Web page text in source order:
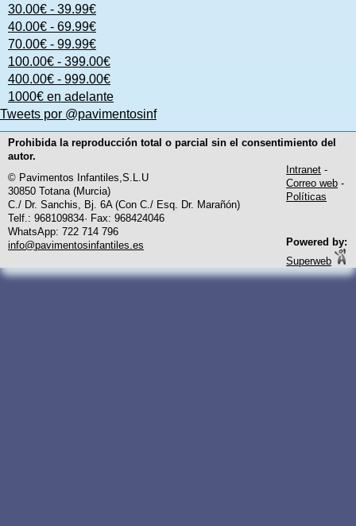
30.00€ - 39.99€
40.00€ - 69.99€
70.00€ - 99.99€
100.00€ - 399.00€
400.00€ - 999.00€
1000€ en adelante
Tweets por @pavimentosinf
Prohibida la reproducción total o parcial sin el consentimiento del
autor.
© Pavimentos Infantiles,S.L.U
30850 Totana (Murcia)
C./ Dr. Sanchis, Bj. 6A (Con C./ Esq. Dr. Marañón)
Telf.: 968109834· Fax: 968424046
WhatsApp: 722 714 796
info@pavimentosinfantiles.es
Intranet -
Correo web -
Políticas
Powered by:
Superweb